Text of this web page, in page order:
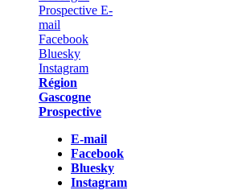
Région
Gascogne
Prospective
E-mail
Facebook
Bluesky
Instagram